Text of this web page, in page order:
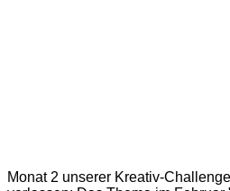
Monat 2 unserer Kreativ-